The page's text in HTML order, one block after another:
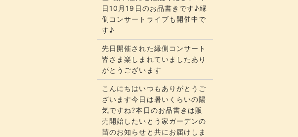
日10月19日のお品書きです♪縁
側コンサートライブも開催中で
す♪
先日開催された縁側コンサート
皆さま楽しまれていましたあり
がとうございます
こんにちはいつもありがとうご
ざいます今日は暑いくらいの陽
気ですね?本日のお品書きは販
売開始したいとう家ガーデンの
苗のお知らせと共にお届けしま